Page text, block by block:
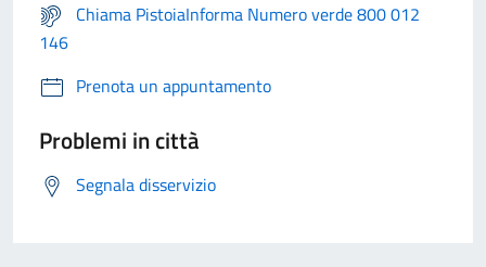
Chiama PistoiaInforma Numero verde 800 012
146
Prenota un appuntamento
Problemi in città
Segnala disservizio